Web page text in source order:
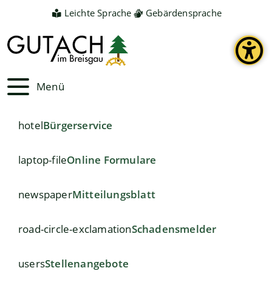
Leichte Sprache Gebärdensprache
Menü
hotelBürgerservice
laptop-fileOnline Formulare
newspaperMitteilungsblatt
road-circle-exclamationSchadensmelder
usersStellenangebote